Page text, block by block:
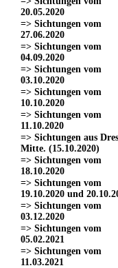
20.05.2020
=> Sichtungen vom
27.06.2020
=> Sichtungen vom
04.09.2020
=> Sichtungen vom
03.10.2020
=> Sichtungen vom
10.10.2020
=> Sichtungen vom
11.10.2020
=> Sichtungen aus
Mitte. (15.10.2020)
=> Sichtungen vom
18.10.2020
=> Sichtungen vom
19.10.2020 und
=> Sichtungen vom
03.12.2020
=> Sichtungen vom
05.02.2021
=> Sichtungen vom
11.03.2021